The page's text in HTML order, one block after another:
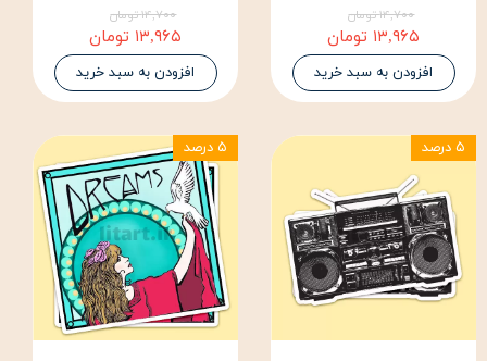
۱۴,۷۰۰ تومان
۱۳,۹۶۵ تومان
افزودن به سبد خرید
۱۴,۷۰۰ تومان
۱۳,۹۶۵ تومان
افزودن به سبد خرید
۵ درصد ۵ درصد